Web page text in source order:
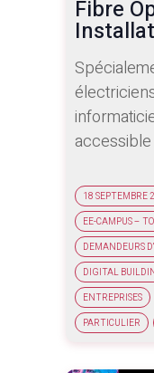
Fibre
réseaux,
et
du
optique.
câbles,
18 SEPTEMBRE
EE-CAMPUS –
DEMANDEURS
DIGITAL
ENTREPRISES
PARTICULIER